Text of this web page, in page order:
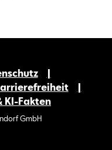
KI-Fakten
GmbH